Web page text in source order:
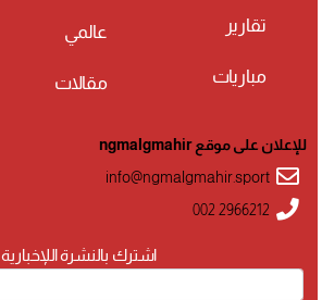
تقارير
مباريات
عالمي
مقالات
اشترك بالنشرة اللإخبارية
للإعلان على موقع ngmalgmahir
info@ngmalgmahir.sport
002 2966212